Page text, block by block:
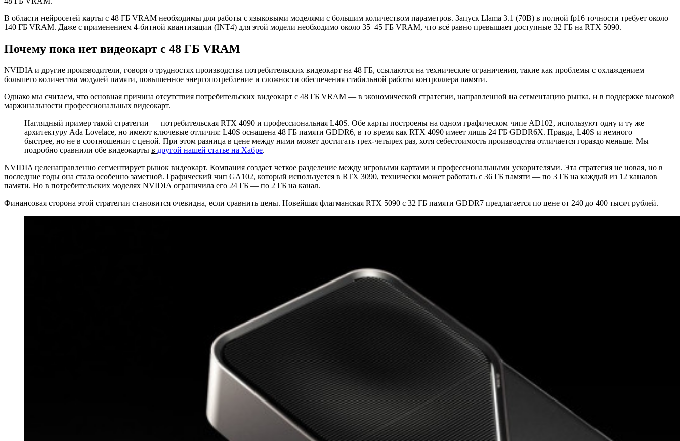
В области нейросетей карты с 48 ГБ VRAM необходимы для работы с языковыми моделями с большим количеством параметров. Запуск Llama 3.1 (70B) в полной fp16 точности требует около
140 ГБ VRAM. Даже с применением 4-битной квантизации (INT4) для этой модели необходимо около 35–45 ГБ VRAM, что всё равно превышает доступные 32 ГБ на RTX 5090.
Почему пока нет видеокарт с 48 ГБ VRAM
NVIDIA и другие производители, говоря о трудностях производства потребительских видеокарт на 48 ГБ, ссылаются на технические ограничения, такие как проблемы с охлаждением
большего количества модулей памяти, повышенное энергопотребление и сложности обеспечения стабильной работы контроллера памяти.
Однако мы считаем, что основная причина отсутствия потребительских видеокарт с 48 ГБ VRAM — в экономической стратегии, направленной на сегментацию рынка, и в поддержке высокой
маржинальности профессиональных видеокарт.
Наглядный пример такой стратегии — потребительская RTX 4090 и профессиональная L40S. Обе карты построены на одном графическом чипе AD102, используют одну и ту же
архитектуру Ada Lovelace, но имеют ключевые отличия: L40S оснащена 48 ГБ памяти GDDR6, в то время как RTX 4090 имеет лишь 24 ГБ GDDR6X. Правда, L40S и немного
быстрее, но не в соотношении с ценой. При этом разница в цене между ними может достигать трех-четырех раз, хотя себестоимость производства отличается гораздо меньше. Мы
подробно сравнили обе видеокарты в другой нашей статье на Хабре.
NVIDIA целенаправленно сегментирует рынок видеокарт. Компания создает четкое разделение между игровыми картами и профессиональными ускорителями. Эта стратегия не новая, но в
последние годы она стала особенно заметной. Графический чип GA102, который используется в RTX 3090, технически может работать с 36 ГБ памяти — по 3 ГБ на каждый из 12 каналов
памяти. Но в потребительских моделях NVIDIA ограничила его 24 ГБ — по 2 ГБ на канал.
Финансовая сторона этой стратегии становится очевидна, если сравнить цены. Новейшая флагманская RTX 5090 с 32 ГБ памяти GDDR7 предлагается по цене от 240 до 400 тысяч рублей.